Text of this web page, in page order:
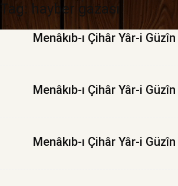
Tag: hayber gazası
Menâkıb-ı Çihâr Yâr-i
Menâkıb-ı Çihâr Yâr-i
Menâkıb-ı Çihâr Yâr-i